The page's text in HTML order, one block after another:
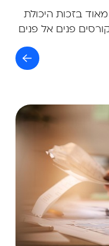
מאוד בזכות היכולת
פנים אל פנים